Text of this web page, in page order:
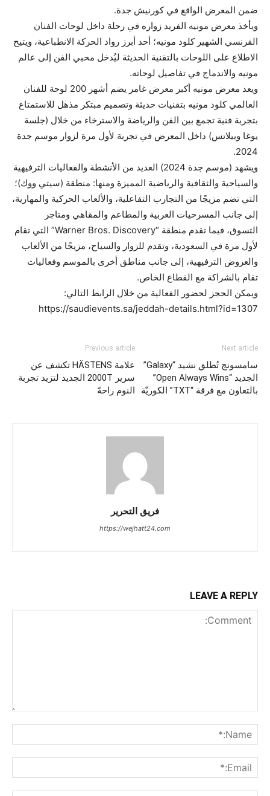
ضمن المعرض الواقع في كورنيش جدة.
ويأخذ معرض مونيه الفريد زواره في رحلة داخل لوحات الفنان
الفرنسي الشهير كلود مونيه؛ أحد أبرز رواد الحركة الانطباعية، ويتيح
الاطلاع على اللوحات بالتقنية الحديثة ليُدخل محبي الفن إلى عالم
مونيه والاندماج في تفاصيل لوحاته.
ويعد معرض مونيه أكبر معرض غامر يضم أشهر 200 لوحة للفنان
العالمي كلود مونيه بتقنيات حديثة وتصميم مبتكر مذهل للاستمتاع
بتجربة فنية تجمع بين الفن والرياضة والاسترخاء من خلال (جلسة
يوغا وبيلاتس) داخل المعرض في تجربة لأول مرة لزوار موسم جدة
2024.
ويشهد (موسم جدة 2024) العديد من الأنشطة والفعاليات الترفيهية
والسياحية والثقافية والرياضية المميزة ومنها: منطقة (سيتي ووك)؛
التي تضم مزيجًا من التجارب التفاعلية، والألعاب الحركية والمهارية،
إلى جانب المسرحيات العربية والمطاعم والمقاهي ومتاجر
التسوق، فيما تقدم منطقة “Warner Bros. Discovery” التي تقام
لأول مرة في السعودية، وتقدم للزوار والسياح، مزيجًا من الألعاب
والعروض الترفيهية، إلى جانب مناطق أخرى بالموسم وفعاليات
تقام بالشراكة مع القطاع الخاص.
ويمكن الحجز لحضور الفعالية من خلال الرابط التالي:
https://saudievents.sa/jeddah-details.html?id=1307
Previous article
علامة HÄSTENS تكشف عن
سرير 2000T الجديد لتزيد تجربة
النوم راحةً
Next article
سامسونج تُطلق نشيد “Galaxy”
الجديد “Open Always Wins”
بالتعاون مع فرقة “TXT” الكوريّة
فريق التحرير
https://wejhatt24.com
LEAVE A REPLY